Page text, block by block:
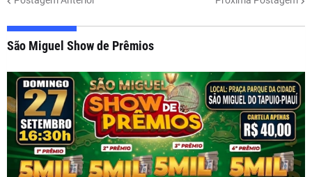
São Miguel Show de Prêmios